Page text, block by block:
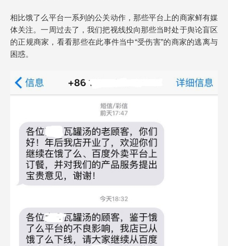
相比饿了么平台一系列的公关动作，那些平台上的商家鲜有媒
体关注。一周过去了，我们把视线投向那些当时处于舆论盲区
的正规商家，看看那些在此事件当中“受伤害”的商家的逃离与
困惑。